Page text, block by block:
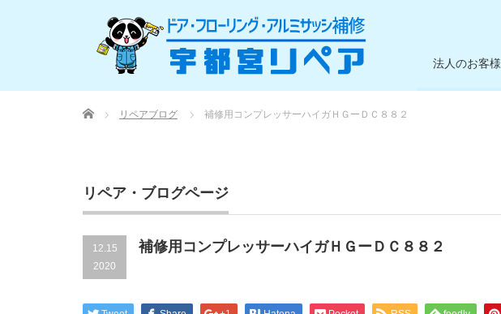
法人のお客様
Home リペアブログ 補修用コンプレッサーハイガＨＧーＤＣ８８２
リペア・ブログページ
12.15
2020
補修用コンプレッサーハイガＨＧーＤＣ８８２